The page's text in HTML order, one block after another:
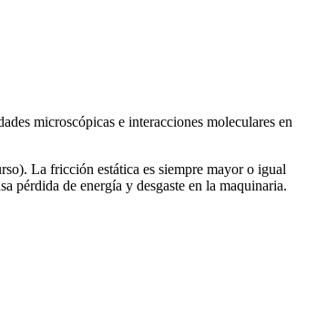
microscópicas e interacciones moleculares en
La fricción estática es siempre mayor o igual
pérdida de energía y desgaste en la maquinaria.